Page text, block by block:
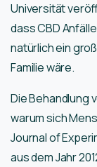
Universität
dass CBD
natürlich ein
Familie wäre.
Die Behandlung
warum sich
Journal of
aus dem Jahr